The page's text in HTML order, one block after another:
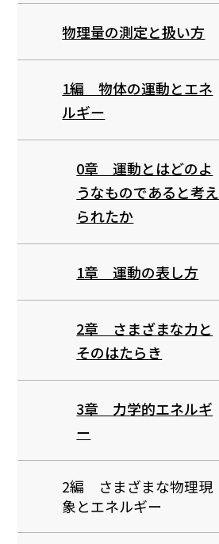
物理量の測定と扱い方
1編 物体の運動とエネ
ルギー
0章 運動とはどのよ
うなものであると考え
られたか
1章 運動の表し方
2章 さまざまな力と
そのはたらき
3章 力学的エネルギ
ー
2編 さまざまな物理現
象とエネルギー